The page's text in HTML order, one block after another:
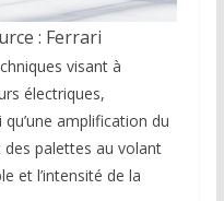
: Ferrari
visant à
électriques,
amplification du
palettes au volant
et l’intensité de la